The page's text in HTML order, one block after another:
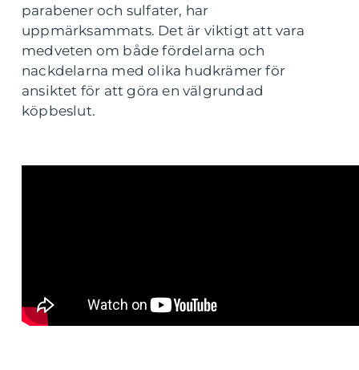
parabener och sulfater, har
uppmärksammats. Det är viktigt att vara
medveten om både fördelarna och
nackdelarna med olika hudkrämer för
ansiktet för att göra en välgrundad
köpbeslut.